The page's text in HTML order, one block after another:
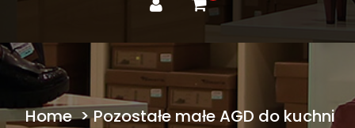
Home>Pozostałe małe AGD do kuchni